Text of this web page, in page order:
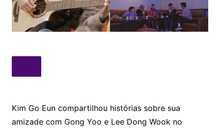
Kim Go Eun compartilhou histórias sobre sua
amizade com Gong Yoo e Lee Dong Wook no